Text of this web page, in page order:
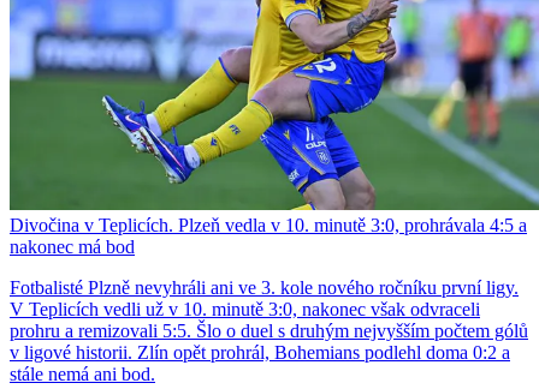
Divočina v Teplicích. Plzeň vedla v 10. minutě 3:0, prohrávala 4:5 a
nakonec má bod
Fotbalisté Plzně nevyhráli ani ve 3. kole nového ročníku první ligy.
V Teplicích vedli už v 10. minutě 3:0, nakonec však odvraceli
prohru a remizovali 5:5. Šlo o duel s druhým nejvyšším počtem gólů
v ligové historii. Zlín opět prohrál, Bohemians podlehl doma 0:2 a
stále nemá ani bod.